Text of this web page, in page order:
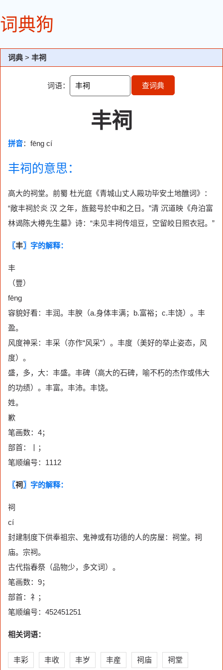
词典狗
词典 > 丰祠
词语： 查词典
丰祠
拼音：fēng cí
丰祠的意思：
高大的祠堂。前蜀 杜光庭《青城山丈人殿功毕安土地醮词》：
“敞丰祠於炎 汉 之年，旌懿号於中和之日。”清 沉道映《舟泊富
林谒陈大樽先生墓》诗：“未见丰祠传俎豆，空留皎日照衣冠。”
〖丰〗字的解释：
丰
（豐）
fēng
容貌好看：丰润。丰腴（a.身体丰满；b.富裕；c.丰饶）。丰
盈。
风度神采：丰采（亦作“风采”）。丰度（美好的举止姿态，风
度）。
盛，多，大：丰盛。丰碑（高大的石碑，喻不朽的杰作或伟大
的功绩）。丰富。丰沛。丰饶。
姓。
歉
笔画数：4；
部首：丨；
笔顺编号：1112
〖祠 〗字的解释：
祠
cí
封建制度下供奉祖宗、鬼神或有功德的人的房屋：祠堂。祠
庙。宗祠。
古代指春祭（品物少，多文词）。
笔画数：9；
部首：礻；
笔顺编号：452451251
相关词语：
丰彩 丰收 丰岁 丰産 祠庙 祠堂